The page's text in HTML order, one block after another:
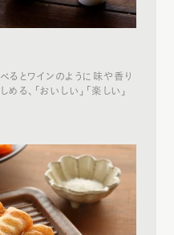
るとワインのように味や香り
る、「おいしい」「楽しい」